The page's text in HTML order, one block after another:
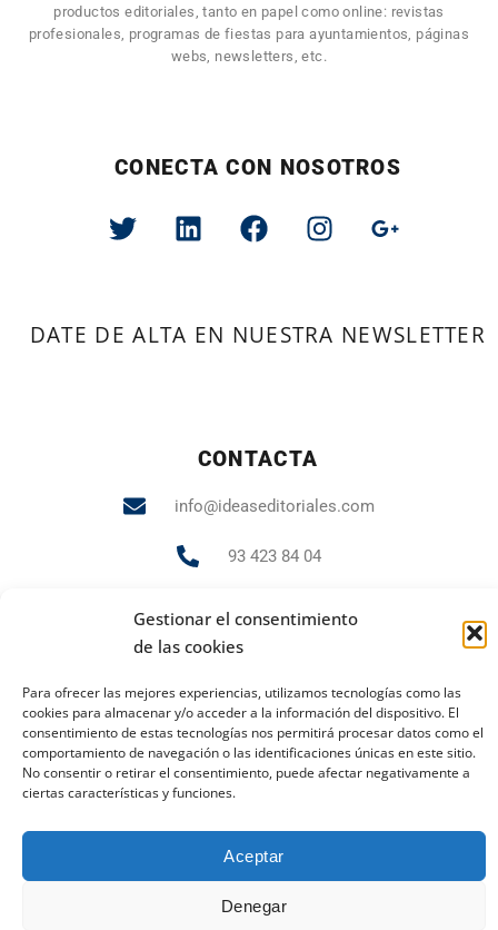
Gestionar el consentimiento
de las cookies
Para ofrecer las mejores experiencias, utilizamos tecnologías como las
cookies para almacenar y/o acceder a la información del dispositivo. El
consentimiento de estas tecnologías nos permitirá procesar datos como el
comportamiento de navegación o las identificaciones únicas en este sitio.
No consentir o retirar el consentimiento, puede afectar negativamente a
ciertas características y funciones.
Aceptar
Denegar
productos editoriales, tanto en papel como online: revistas
profesionales, programas de fiestas para ayuntamientos, páginas
webs, newsletters, etc.
CONECTA CON NOSOTROS
DATE DE ALTA EN NUESTRA NEWSLETTER
CONTACTA
info@ideaseditoriales.com
93 423 84 04
PUBLICIDAD Y MARKETING
andrea.gr@ideaseditoriales.com
Aviso Legal Política de cookies
Política de privacidad
2023 Todos los derechos reservados